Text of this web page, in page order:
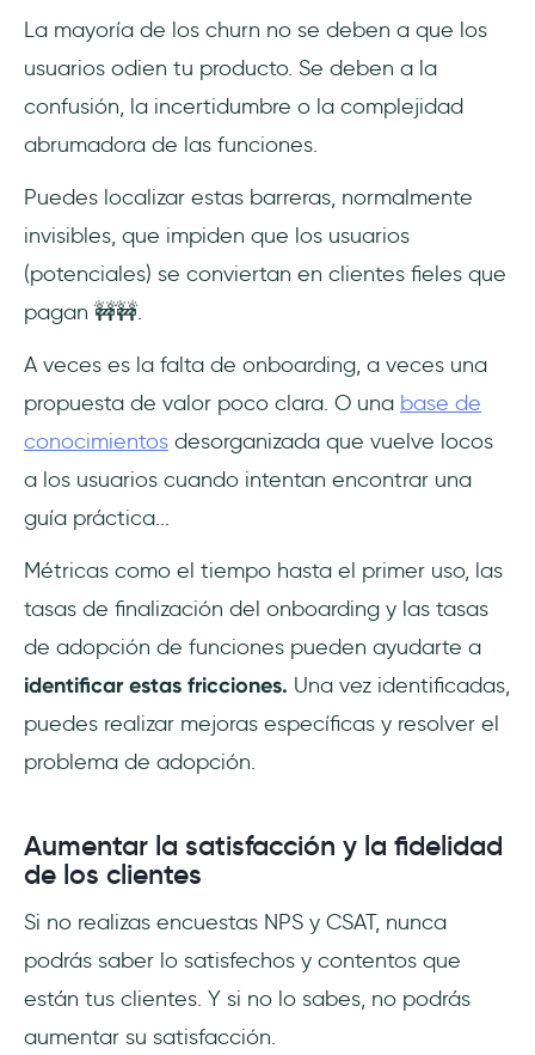
La mayoría de los churn no se deben a que los
usuarios odien tu producto. Se deben a la
confusión, la incertidumbre o la complejidad
abrumadora de las funciones.
Puedes localizar estas barreras, normalmente
invisibles, que impiden que los usuarios
(potenciales) se conviertan en clientes fieles que
pagan 🚧🚧.
A veces es la falta de onboarding, a veces una
propuesta de valor poco clara. O una base de
conocimientos desorganizada que vuelve locos
a los usuarios cuando intentan encontrar una
guía práctica...
Métricas como el tiempo hasta el primer uso, las
tasas de finalización del onboarding y las tasas
de adopción de funciones pueden ayudarte a
identificar estas fricciones. Una vez identificadas,
puedes realizar mejoras específicas y resolver el
problema de adopción.
Aumentar la satisfacción y la fidelidad
de los clientes
Si no realizas encuestas NPS y CSAT, nunca
podrás saber lo satisfechos y contentos que
están tus clientes. Y si no lo sabes, no podrás
aumentar su satisfacción.